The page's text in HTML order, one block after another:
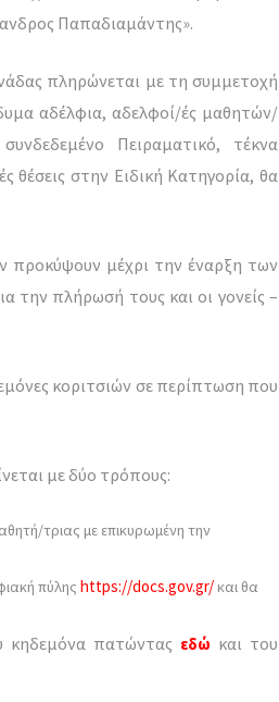
Παπαδιαμάντης».
πληρώνεται με τη συμμετοχή
αδέλφια, αδελφοί/ές μαθητών/
Πειραματικό, τέκνα
θέσεις στην Ειδική Κατηγορία, θα
προκύψουν μέχρι την έναρξη των
την πλήρωσή τους και οι γονείς –
κοριτσιών σε περίπτωση που
με δύο τρόπους:
τριας με επικυρωμένη την
πύλης https://docs.gov.gr/και θα
κηδεμόνα πατώντας εδώ και του